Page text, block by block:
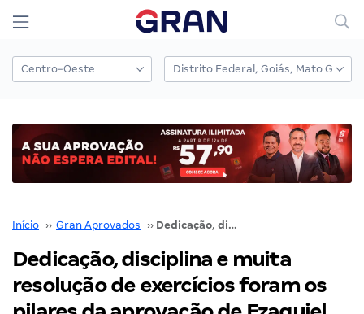
Início ›› Gran Aprovados ›› Dedicação, disciplina e muita resolução de exercícios foram os pilares da aprovação de Ezaquiel na PC AP
Dedicação, disciplina e muita
resolução de exercícios foram os